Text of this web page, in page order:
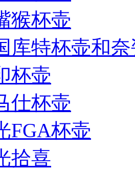
猴杯壶
库特杯壶和
杯壶
仕杯壶
FGA杯壶
拾喜